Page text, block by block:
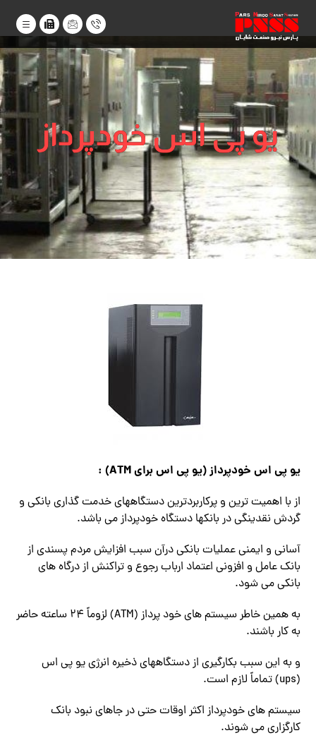
یو پی اس خودپرداز
یو پی اس خودپرداز (یو پی اس برای ATM) :
از با اهمیت ترین و پرکاربردترین دستگاههای خدمت گذاری بانکی و
گردش نقدینگی در بانکها دستگاه خودپرداز می باشد.
آسانی و ایمنی عملیات بانکی درآن سبب افزایش مردم پسندی از
بانک عامل و افزونی اعتماد ارباب رجوع و تراکنش از درگاه های
بانکی می شود.
به همین خاطر سیستم های خود پرداز (ATM) لزوماً ۲۴ ساعته حاضر
به کار باشند.
و به این سبب بکارگیری از دستگاههای ذخیره انرژی یو پی اس
(ups) تماماً لازم است.
سیستم های خودپرداز اکثر اوقات حتی در جاهای نبود بانک
کارگزاری می شوند.